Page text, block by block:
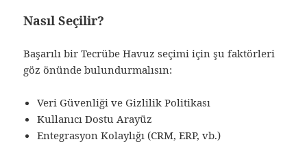
Nasıl Seçilir?
Başarılı bir Tecrübe Havuz seçimi için şu faktörleri
göz önünde bulundurmalısın:
Veri Güvenliği ve Gizlilik Politikası
Kullanıcı Dostu Arayüz
Entegrasyon Kolaylığı (CRM, ERP, vb.)